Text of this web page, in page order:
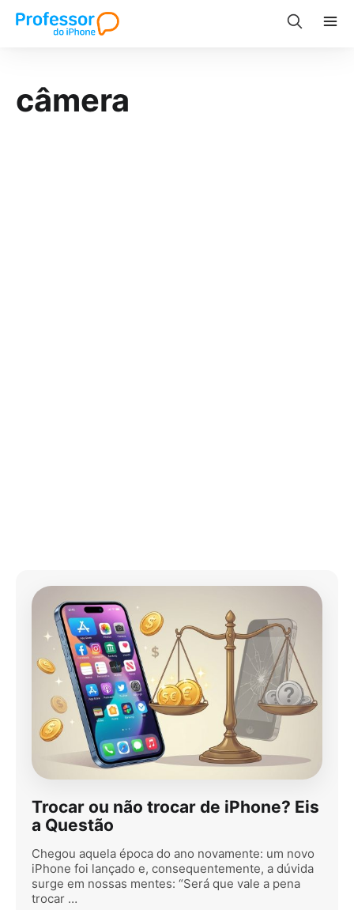
câmera
Trocar ou não trocar de iPhone? Eis
a Questão
Chegou aquela época do ano novamente: um novo
iPhone foi lançado e, consequentemente, a dúvida
surge em nossas mentes: “Será que vale a pena
trocar …